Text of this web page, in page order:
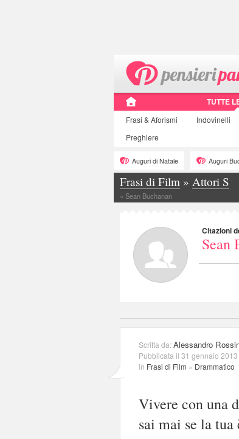
TUTTE
Frasi & Aforismi Indovinelli
Preghiere
Auguri di Natale Auguri
Frasi di Film » Attori S
» Sean Buchanan
Citazioni
Sean
Scritta da:Alessandro
Pubblicata il 31 gennaio 2013
in Frasi di Film » Drammatico
Vivere con una
sai mai se la